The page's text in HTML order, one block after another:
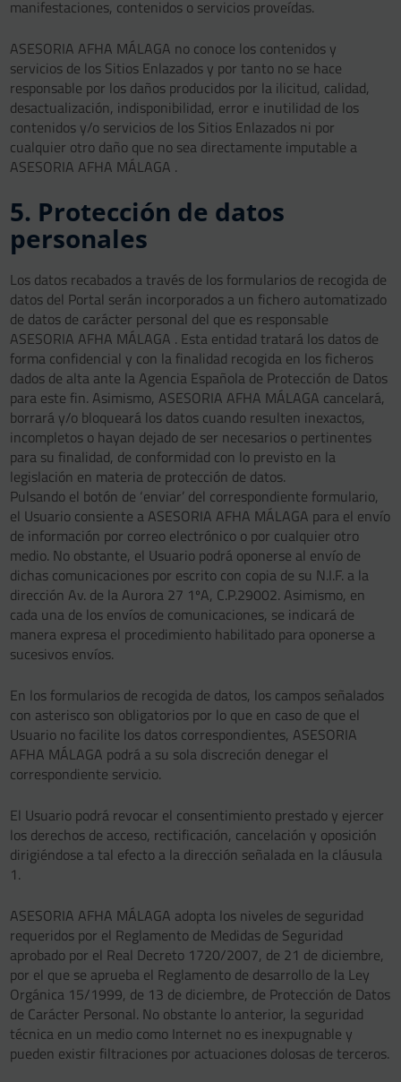
manifestaciones, contenidos o servicios proveídas.
ASESORIA AFHA MÁLAGA no conoce los contenidos y
servicios de los Sitios Enlazados y por tanto no se hace
responsable por los daños producidos por la ilicitud, calidad,
desactualización, indisponibilidad, error e inutilidad de los
contenidos y/o servicios de los Sitios Enlazados ni por
cualquier otro daño que no sea directamente imputable a
ASESORIA AFHA MÁLAGA .
5. Protección de datos
personales
Los datos recabados a través de los formularios de recogida de
datos del Portal serán incorporados a un fichero automatizado
de datos de carácter personal del que es responsable
ASESORIA AFHA MÁLAGA . Esta entidad tratará los datos de
forma confidencial y con la finalidad recogida en los ficheros
dados de alta ante la Agencia Española de Protección de Datos
para este fin. Asimismo, ASESORIA AFHA MÁLAGA cancelará,
borrará y/o bloqueará los datos cuando resulten inexactos,
incompletos o hayan dejado de ser necesarios o pertinentes
para su finalidad, de conformidad con lo previsto en la
legislación en materia de protección de datos.
Pulsando el botón de ‘enviar’ del correspondiente formulario,
el Usuario consiente a ASESORIA AFHA MÁLAGA para el envío
de información por correo electrónico o por cualquier otro
medio. No obstante, el Usuario podrá oponerse al envío de
dichas comunicaciones por escrito con copia de su N.I.F. a la
dirección Av. de la Aurora 27 1ºA, C.P.29002. Asimismo, en
cada una de los envíos de comunicaciones, se indicará de
manera expresa el procedimiento habilitado para oponerse a
sucesivos envíos.
En los formularios de recogida de datos, los campos señalados
con asterisco son obligatorios por lo que en caso de que el
Usuario no facilite los datos correspondientes, ASESORIA
AFHA MÁLAGA podrá a su sola discreción denegar el
correspondiente servicio.
El Usuario podrá revocar el consentimiento prestado y ejercer
los derechos de acceso, rectificación, cancelación y oposición
dirigiéndose a tal efecto a la dirección señalada en la cláusula
1.
ASESORIA AFHA MÁLAGA adopta los niveles de seguridad
requeridos por el Reglamento de Medidas de Seguridad
aprobado por el Real Decreto 1720/2007, de 21 de diciembre,
por el que se aprueba el Reglamento de desarrollo de la Ley
Orgánica 15/1999, de 13 de diciembre, de Protección de Datos
de Carácter Personal. No obstante lo anterior, la seguridad
técnica en un medio como Internet no es inexpugnable y
pueden existir filtraciones por actuaciones dolosas de terceros.